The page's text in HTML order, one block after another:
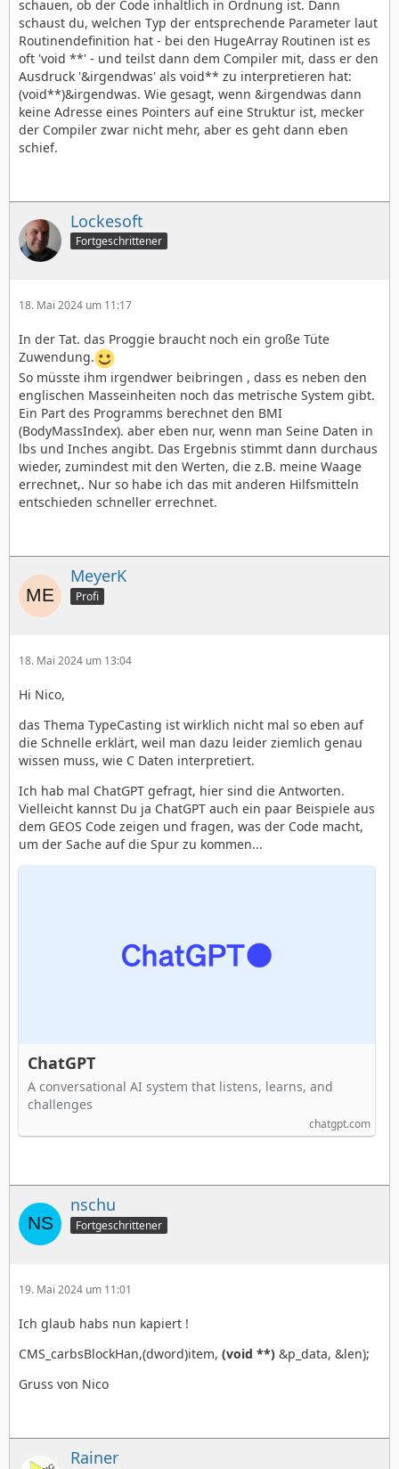
schauen, ob der Code inhaltlich in Ordnung ist. Dann
schaust du, welchen Typ der entsprechende Parameter laut
Routinendefinition hat - bei den HugeArray Routinen ist es
oft 'void **' - und teilst dann dem Compiler mit, dass er den
Ausdruck '&irgendwas' als void** zu interpretieren hat:
(void**)&irgendwas. Wie gesagt, wenn &irgendwas dann
keine Adresse eines Pointers auf eine Struktur ist, mecker
der Compiler zwar nicht mehr, aber es geht dann eben
schief.
Lockesoft
Fortgeschrittener
18. Mai 2024 um 11:17
In der Tat. das Proggie braucht noch ein große Tüte
Zuwendung.
So müsste ihm irgendwer beibringen , dass es neben den
englischen Masseinheiten noch das metrische System gibt.
Ein Part des Programms berechnet den BMI
(BodyMassIndex). aber eben nur, wenn man Seine Daten in
lbs und Inches angibt. Das Ergebnis stimmt dann durchaus
wieder, zumindest mit den Werten, die z.B. meine Waage
errechnet,. Nur so habe ich das mit anderen Hilfsmitteln
entschieden schneller errechnet.
MeyerK
Profi
18. Mai 2024 um 13:04
Hi Nico,
das Thema TypeCasting ist wirklich nicht mal so eben auf
die Schnelle erklärt, weil man dazu leider ziemlich genau
wissen muss, wie C Daten interpretiert.
Ich hab mal ChatGPT gefragt, hier sind die Antworten.
Vielleicht kannst Du ja ChatGPT auch ein paar Beispiele aus
dem GEOS Code zeigen und fragen, was der Code macht,
um der Sache auf die Spur zu kommen...
ChatGPT
A conversational AI system that listens, learns, and
challenges
chatgpt.com
nschu
Fortgeschrittener
19. Mai 2024 um 11:01
Ich glaub habs nun kapiert !
CMS_carbsBlockHan,(dword)item, (void **) &p_data, &len);
Gruss von Nico
Rainer